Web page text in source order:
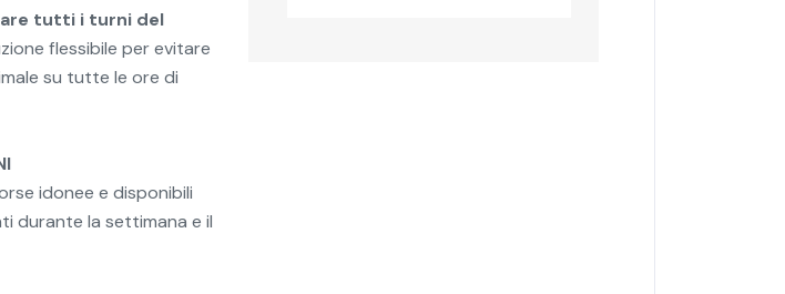
tutti i turni del
flessibile per evitare
su tutte le ore di
idonee e disponibili
durante la settimana e il